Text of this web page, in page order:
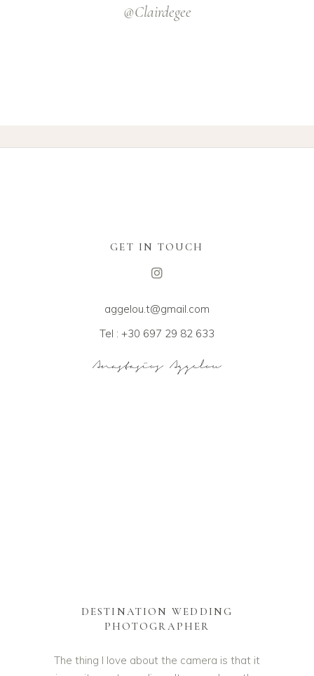
@clairdegee
GET IN TOUCH
aggelou.t@gmail.com
Tel : +30 697 29 82 633
DESTINATION WEDDING
PHOTOGRAPHER
The thing I love about the camera is that it